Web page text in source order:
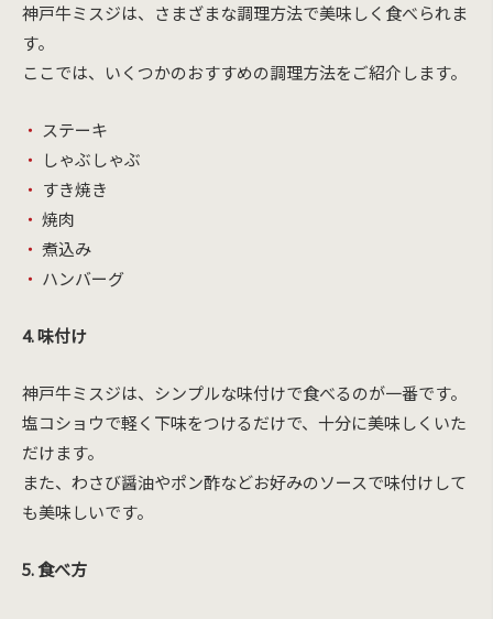
神戸牛ミスジは、さまざまな調理方法で美味しく食べられま
す。
ここでは、いくつかのおすすめの調理方法をご紹介します。
ステーキ
しゃぶしゃぶ
すき焼き
焼肉
煮込み
ハンバーグ
4. 味付け
神戸牛ミスジは、シンプルな味付けで食べるのが一番です。
塩コショウで軽く下味をつけるだけで、十分に美味しくいた
だけます。
また、わさび醤油やポン酢などお好みのソースで味付けして
も美味しいです。
5. 食べ方